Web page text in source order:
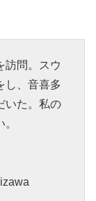
訪問。スウ
し、音喜多
いた。私の